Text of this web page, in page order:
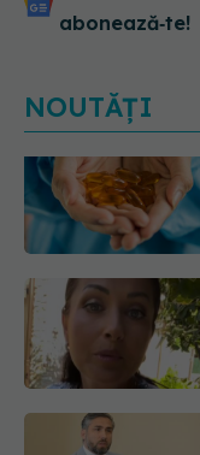
abonează‑te!
NOUTĂȚI